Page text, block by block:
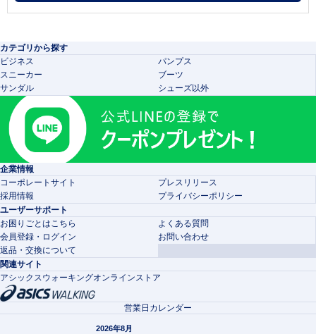
カテゴリから探す
ビジネス
パンプス
スニーカー
ブーツ
サンダル
シューズ以外
企業情報
コーポレートサイト
プレスリリース
採用情報
プライバシーポリシー
ユーザーサポート
お困りごとはこちら
よくある質問
会員登録・ログイン
お問い合わせ
返品・交換について
関連サイト
アシックスウォーキングオンラインストア
営業日カレンダー
2026年8月